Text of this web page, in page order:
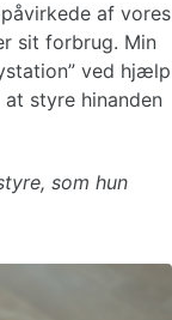
af vores
sit forbrug. Min
ved hjælp
styre hinanden
som hun